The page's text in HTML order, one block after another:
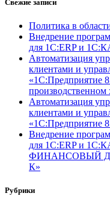
Свежие записи
Политика в
Внедрение
для 1С:ERP и
Автоматизация
клиентами и
«1С:Предприятие
производственном
Автоматизация
клиентами и
Внедрение
для 1С:ERP и
ФИНАНСОВЫЙ
К»
Рубрики